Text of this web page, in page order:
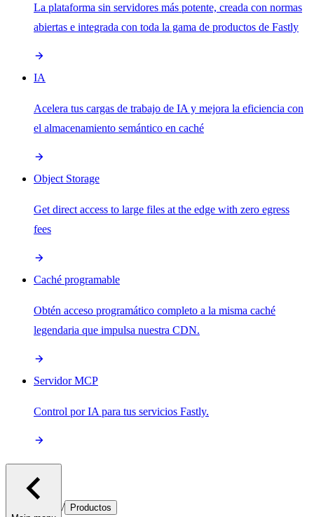
La plataforma sin servidores más potente, creada con normas
abiertas e integrada con toda la gama de productos de Fastly
IA
Acelera tus cargas de trabajo de IA y mejora la eficiencia con
el almacenamiento semántico en caché
Object Storage
Get direct access to large files at the edge with zero egress
fees
Caché programable
Obtén acceso programático completo a la misma caché
legendaria que impulsa nuestra CDN.
Servidor MCP
Control por IA para tus servicios Fastly.
/ Productos